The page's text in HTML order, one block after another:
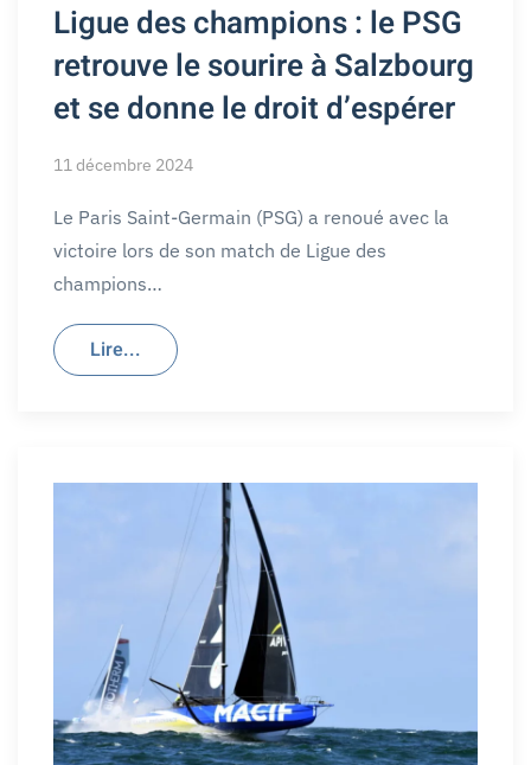
Ligue des champions : le PSG
retrouve le sourire à Salzbourg
et se donne le droit d’espérer
11 décembre 2024
Le Paris Saint-Germain (PSG) a renoué avec la
victoire lors de son match de Ligue des
champions…
Lire...